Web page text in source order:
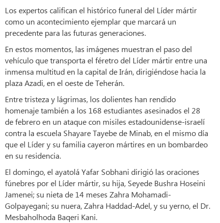
Los expertos califican el histórico funeral del Líder mártir
como un acontecimiento ejemplar que marcará un
precedente para las futuras generaciones.
En estos momentos, las imágenes muestran el paso del
vehículo que transporta el féretro del Líder mártir entre una
inmensa multitud en la capital de Irán, dirigiéndose hacia la
plaza Azadi, en el oeste de Teherán.
Entre tristeza y lágrimas, los dolientes han rendido
homenaje también a los 168 estudiantes asesinados el 28
de febrero en un ataque con misiles estadounidense-israelí
contra la escuela Shayare Tayebe de Minab, en el mismo día
que el Líder y su familia cayeron mártires en un bombardeo
en su residencia.
El domingo, el ayatolá Yafar Sobhani dirigió las oraciones
fúnebres por el Líder mártir, su hija, Seyede Bushra Hoseini
Jamenei; su nieta de 14 meses Zahra Mohamadi-
Golpayegani; su nuera, Zahra Haddad-Adel, y su yerno, el Dr.
Mesbaholhoda Baqeri Kani.